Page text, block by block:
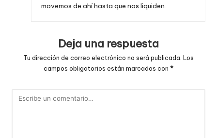
movemos de ahí hasta que nos liquiden.
Deja una respuesta
Tu dirección de correo electrónico no será publicada. Los
campos obligatorios están marcados con *